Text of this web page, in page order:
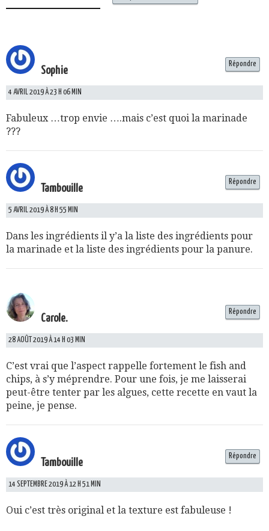
Sophie
4 AVRIL 2019 À 23 H 06 MIN
Fabuleux …trop envie ….mais c’est quoi la marinade
???
Répondre
Tambouille
5 AVRIL 2019 À 8 H 55 MIN
Dans les ingrédients il y’a la liste des ingrédients pour
la marinade et la liste des ingrédients pour la panure.
Répondre
Carole.
28 AOÛT 2019 À 14 H 03 MIN
C’est vrai que l’aspect rappelle fortement le fish and
chips, à s’y méprendre. Pour une fois, je me laisserai
peut-être tenter par les algues, cette recette en vaut la
peine, je pense.
Répondre
Tambouille
14 SEPTEMBRE 2019 À 12 H 51 MIN
Oui c’est très original et la texture est fabuleuse !
Répondre